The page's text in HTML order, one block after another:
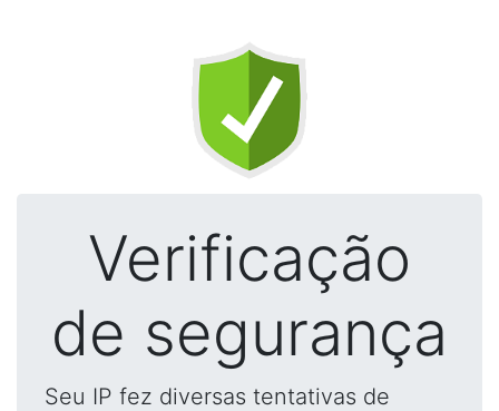
Verificação
de segurança
Seu IP fez diversas tentativas de